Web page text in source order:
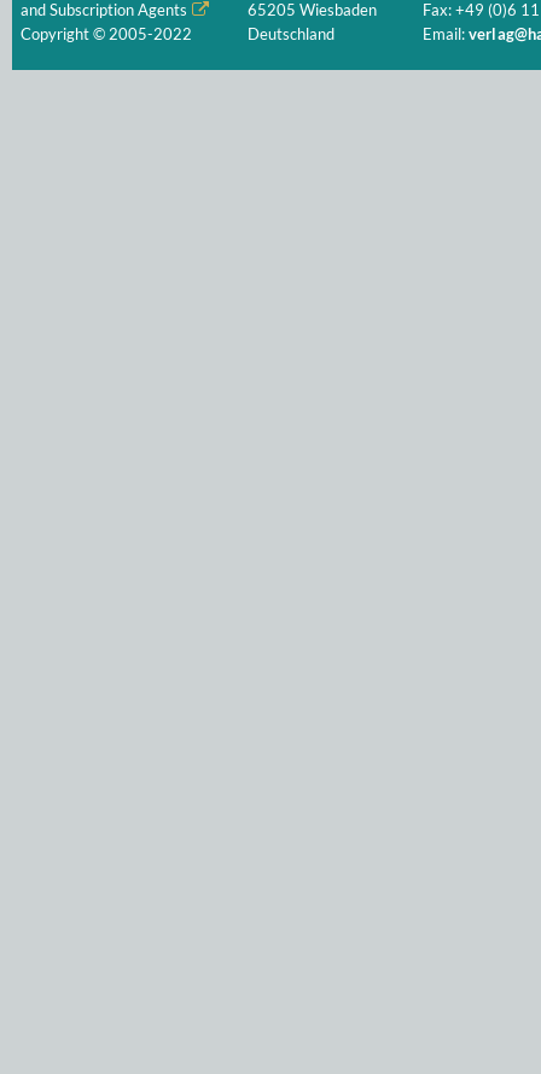
and Subscription Agents
Copyright © 2005-2022
65205 Wiesbaden
Deutschland
Fax: +49 (0)6
Email: